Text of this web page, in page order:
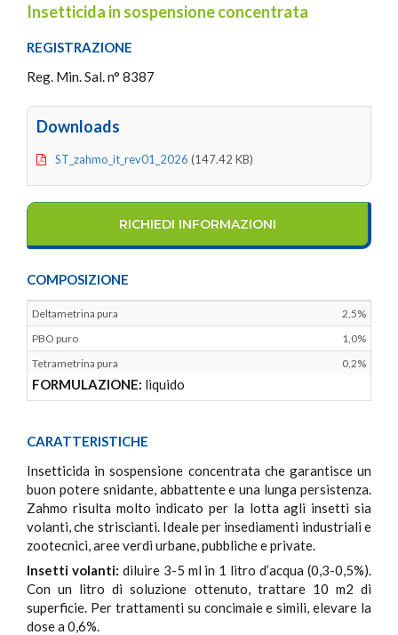
Insetticida in sospensione concentrata
REGISTRAZIONE
Reg. Min. Sal. n° 8387
Downloads
ST_zahmo_it_rev01_2026 (147.42 KB)
RICHIEDI INFORMAZIONI
COMPOSIZIONE
Deltametrina pura
2,5%
PBO puro
1,0%
Tetrametrina pura
0,2%
FORMULAZIONE: liquido
CARATTERISTICHE
Insetticida in sospensione concentrata che garantisce un
buon potere snidante, abbattente e una lunga persistenza.
Zahmo risulta molto indicato per la lotta agli insetti sia
volanti, che striscianti. Ideale per insediamenti industriali e
zootecnici, aree verdi urbane, pubbliche e private.
Insetti volanti: diluire 3-5 ml in 1 litro d’acqua (0,3-0,5%).
Con un litro di soluzione ottenuto, trattare 10 m2 di
superficie. Per trattamenti su concimaie e simili, elevare la
dose a 0,6%.